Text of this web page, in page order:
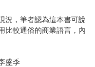
況，筆者認為這本書可說
比較通俗的商業語言，內
盛季